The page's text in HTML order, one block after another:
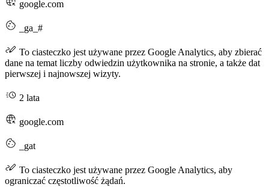
google.com
_ga_#
To ciasteczko jest używane przez Google Analytics, aby zbierać
dane na temat liczby odwiedzin użytkownika na stronie, a także dat
pierwszej i najnowszej wizyty.
2 lata
google.com
_gat
To ciasteczko jest używane przez Google Analytics, aby
ograniczać częstotliwość żądań.